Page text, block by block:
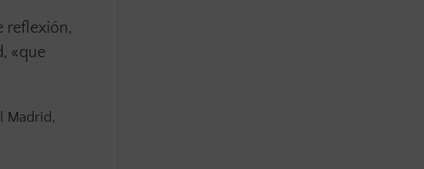
reflexión,
«que
Madrid,